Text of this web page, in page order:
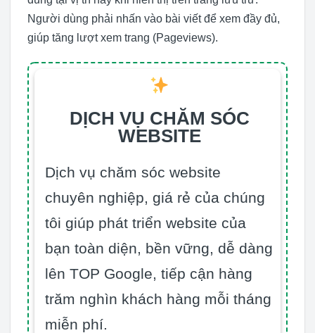
Người dùng phải nhấn vào bài viết để xem đầy đủ,
giúp tăng lượt xem trang (Pageviews).
DỊCH VỤ CHĂM SÓC
WEBSITE
Dịch vụ chăm sóc website
chuyên nghiệp, giá rẻ của chúng
tôi giúp phát triển website của
bạn toàn diện, bền vững, dễ dàng
lên TOP Google, tiếp cận hàng
trăm nghìn khách hàng mỗi tháng
miễn phí.